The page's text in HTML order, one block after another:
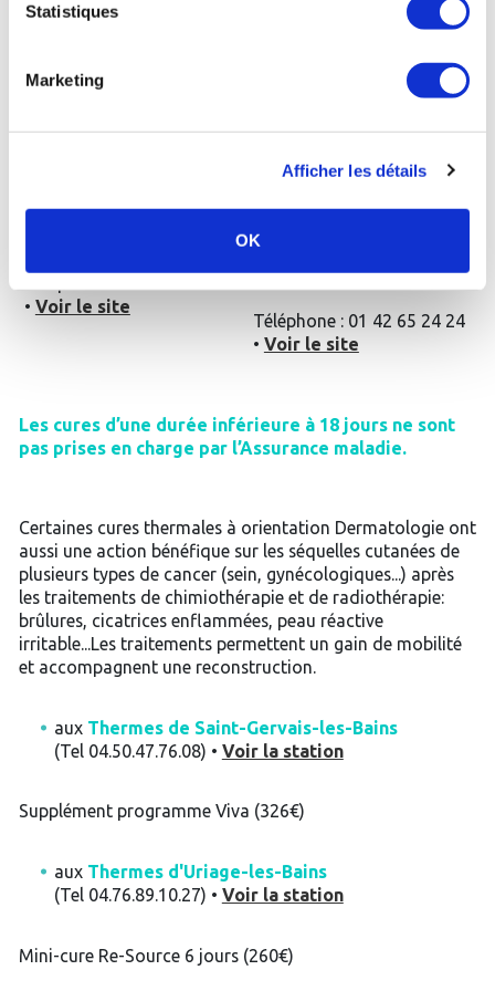
Statistiques
Marketing
Afficher les détails
OK
•Voir le site
Rhumatologie
• Voir le site
La cure thermale
Rhumatologie + le module
spécifique post-cancer
Téléphone : 01 42 65 24 24
• Voir le site
Les cures d’une durée inférieure à 18 jours ne sont
pas prises en charge par l’Assurance maladie.
Certaines cures thermales à orientation Dermatologie ont
aussi une action bénéfique sur les séquelles cutanées de
plusieurs types de cancer (sein, gynécologiques...) après
les traitements de chimiothérapie et de radiothérapie:
brûlures, cicatrices enflammées, peau réactive
irritable...Les traitements permettent un gain de mobilité
et accompagnent une reconstruction.
aux Thermes de Saint-Gervais-les-Bains
(Tel 04.50.47.76.08) • Voir la station
Supplément programme Viva (326€)
aux Thermes d'Uriage-les-Bains
(Tel 04.76.89.10.27) • Voir la station
Mini-cure Re-Source 6 jours (260€)